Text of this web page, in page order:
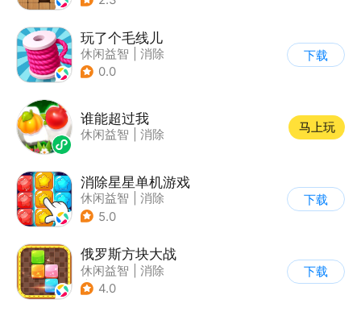
玩了个毛线儿
休闲益智
消除
0.0
下载
谁能超过我
休闲益智 消除
马上玩
消除星星单机游戏
休闲益智
消除
5.0
下载
俄罗斯方块大战
休闲益智
消除
| 俄罗斯方块
4.0
下载